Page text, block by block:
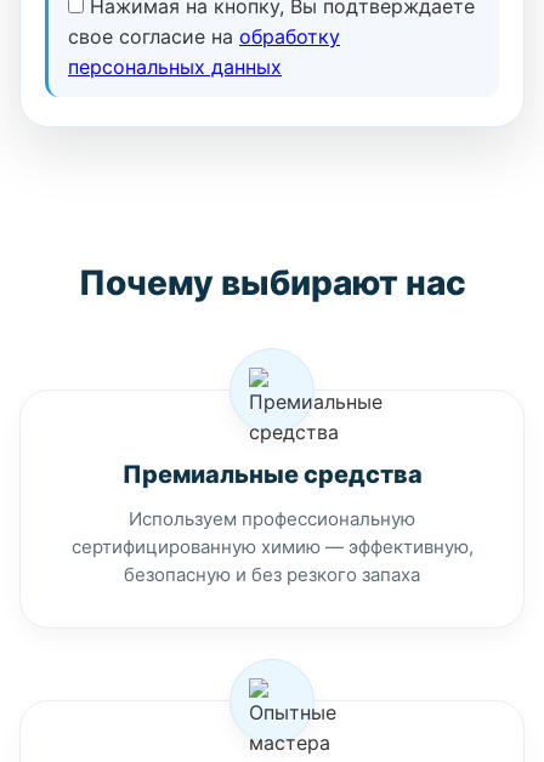
Нажимая на кнопку, Вы подтверждаете
свое согласие на обработку
персональных данных
Почему выбирают нас
Премиальные средства
Используем профессиональную
сертифицированную химию — эффективную,
безопасную и без резкого запаха